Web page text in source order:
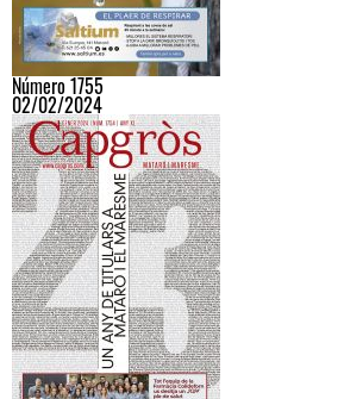
Número 1755
02/02/2024